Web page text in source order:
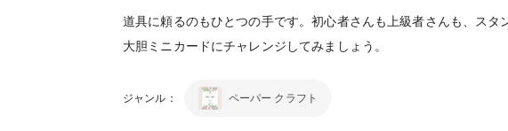
道具に頼るのもひとつの手です。初心者さんも上級者さんも、スタ
大胆ミニカードにチャレンジしてみましょう。
ジャンル： ペーパー クラフト